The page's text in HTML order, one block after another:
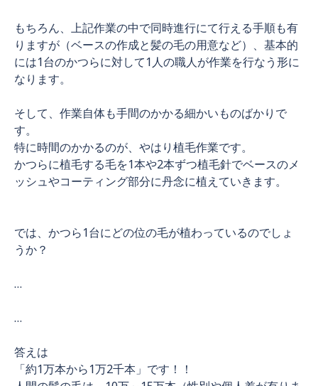
もちろん、上記作業の中で同時進行にて行える手順も有
りますが（ベースの作成と髪の毛の用意など）、基本的
には1台のかつらに対して1人の職人が作業を行なう形に
なります。
そして、作業自体も手間のかかる細かいものばかりで
す。
特に時間のかかるのが、やはり植毛作業です。
かつらに植毛する毛を1本や2本ずつ植毛針でベースのメ
ッシュやコーティング部分に丹念に植えていきます。
では、かつら1台にどの位の毛が植わっているのでしょ
うか？
…
…
答えは
「約1万本から1万2千本」です！！